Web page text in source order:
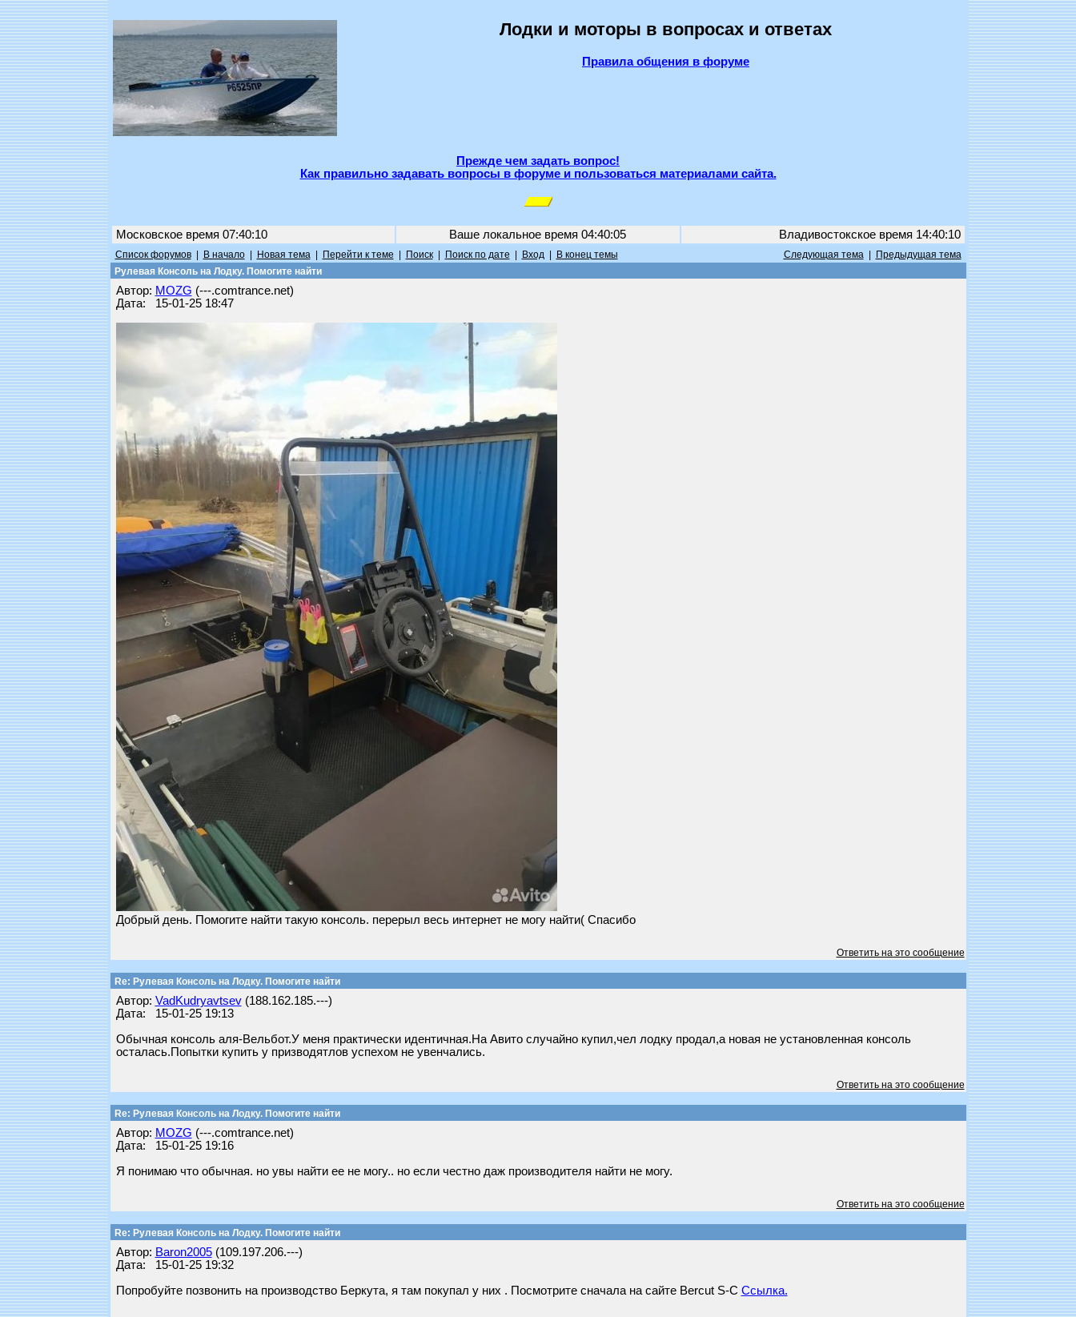
Лодки и моторы в вопросах и ответах
Правила общения в форуме
Прежде чем задать вопрос!
Как правильно задавать вопросы в форуме и пользоваться материалами сайта.
Московское время 07:40:10 Ваше локальное время 04:40:05 Владивостокское время 14:40:10
Список форумов| В начало| Новая тема| Перейти к теме Поиск| Поиск по дате Вход| В конец темы Следующая тема|
Предыдущая тема
Рулевая Консоль на Лодку. Помогите найти
Автор: MOZG (---.comtrance.net)
Дата: 15-01-25 18:47
Добрый день. Помогите найти такую консоль. перерыл весь интернет не могу найти( Спасибо
Ответить на это сообщение
Re: Рулевая Консоль на Лодку. Помогите найти
Автор: VadKudryavtsev(188.162.185.---)
Дата: 15-01-25 19:13
Обычная консоль аля-Вельбот.У меня практически идентичная.На Авито случайно купил,чел лодку продал,а новая не установленная консоль
осталась.Попытки купить у призводятлов успехом не увенчались.
Ответить на это сообщение
Re: Рулевая Консоль на Лодку. Помогите найти
Автор: MOZG (---.comtrance.net)
Дата: 15-01-25 19:16
Я понимаю что обычная. но увы найти ее не могу.. но если честно даж производителя найти не могу.
Ответить на это сообщение
Re: Рулевая Консоль на Лодку. Помогите найти
Автор: Baron2005(109.197.206.---)
Дата: 15-01-25 19:32
Попробуйте позвонить на производство Беркута, я там покупал у них . Посмотрите сначала на сайте Bercut S-C Ссылка.